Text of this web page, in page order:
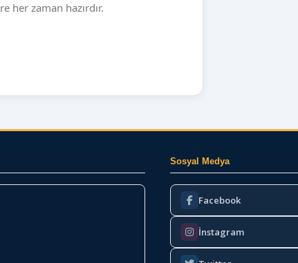
her zaman hazırdır.
Sosyal Medya
Facebook
İnstagram